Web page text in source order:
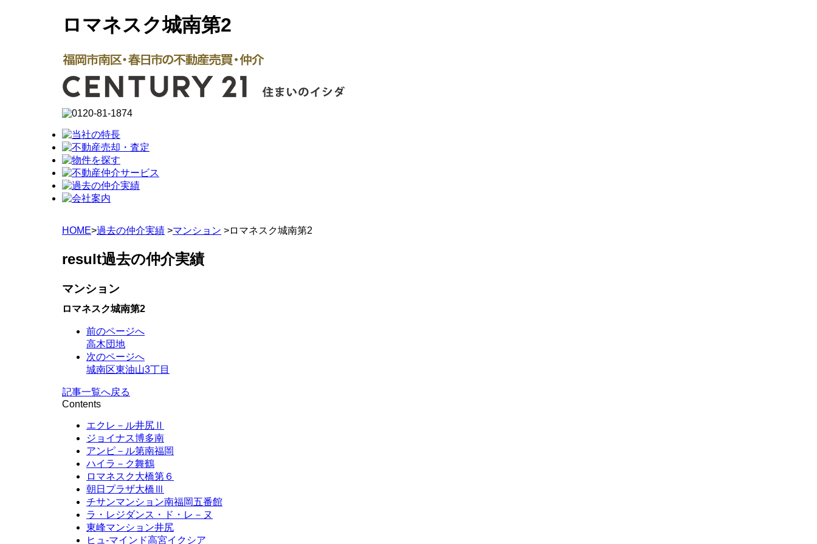
ロマネスク城南第2
HOME>過去の仲介実績 >マンション >ロマネスク城南第2
result過去の仲介実績
マンション
ロマネスク城南第2
前のページへ
高木団地
次のページへ
城南区東油山3丁目
記事一覧へ戻る
Contents
エクレ－ル井尻Ⅱ
ジョイナス博多南
アンピ－ル第南福岡
ハイラ－ク舞鶴
ロマネスク大橋第６
朝日プラザ大橋Ⅲ
チサンマンション南福岡五番館
ラ・レジダンス・ド・レ－ヌ
東峰マンション井尻
ヒュ-マインド高宮イクシア